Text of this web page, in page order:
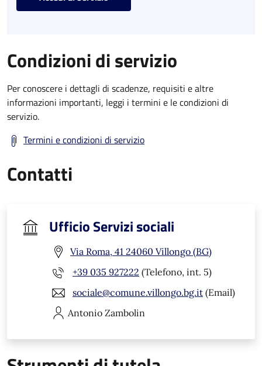
Condizioni di servizio
Per conoscere i dettagli di scadenze, requisiti e altre
informazioni importanti, leggi i termini e le condizioni di
servizio.
Termini e condizioni di servizio
Contatti
Ufficio Servizi sociali
Via Roma, 41 24060 Villongo (BG)
+39 035 927222 (Telefono, int. 5)
sociale@comune.villongo.bg.it (Email)
Antonio Zambolin